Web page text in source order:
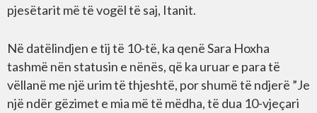
pjesëtarit më të vogël të saj, Itanit.
Në datëlindjen e tij të 10-të, ka qenë Sara Hoxha
tashmë nën statusin e nënës, që ka uruar e para të
vëllanë me një urim të thjeshtë, por shumë të ndjerë ”Je
një ndër gëzimet e mia më të mëdha, të dua 10-vjeçari